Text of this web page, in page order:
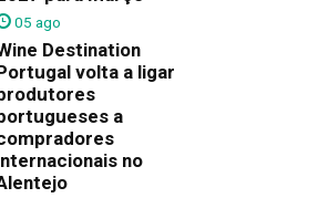
05 ago
Destination
volta a ligar
a
no